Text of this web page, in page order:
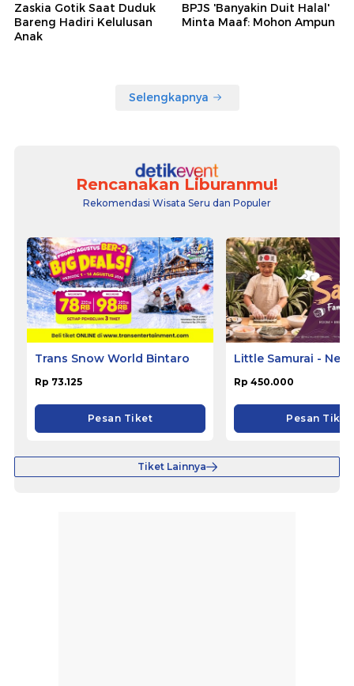
Zaskia Gotik Saat Duduk
Bareng Hadiri Kelulusan
Anak
BPJS 'Banyakin Duit Halal'
Minta Maaf: Mohon Ampun
Selengkapnya
Rencanakan Liburanmu!
Rekomendasi Wisata Seru dan Populer
Trans Snow World Bintaro
Rp 73.125
Pesan Tiket
Little Samurai -
Rp 450.000
Pesan Tiket
Tiket Lainnya